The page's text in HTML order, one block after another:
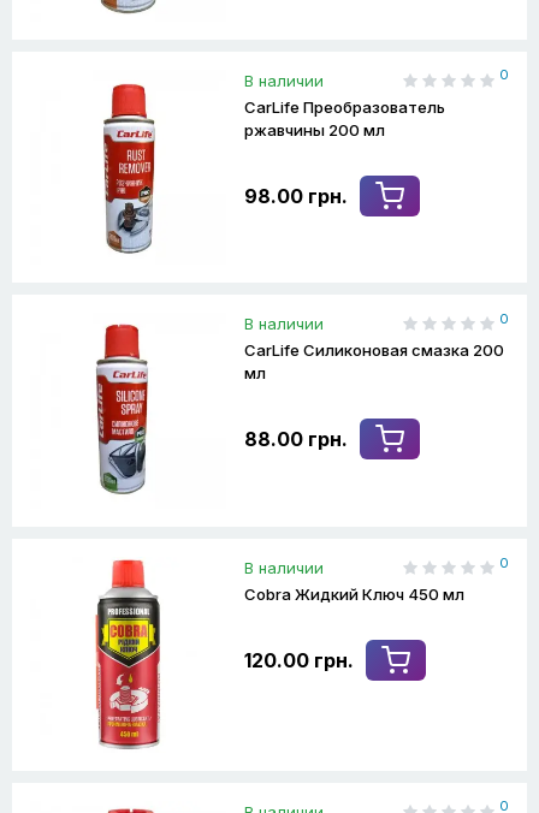
В наличии 0
CarLife Преобразователь
ржавчины 200 мл
98.00 грн.
В наличии 0
CarLife Силиконовая смазка 200
мл
88.00 грн.
В наличии 0
Cobra Жидкий Ключ 450 мл
120.00 грн.
0